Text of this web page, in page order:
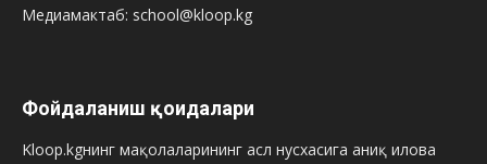
Медиамактаб: school@kloop.kg
Фойдаланиш қоидалари
Kloop.kgнинг мақолаларининг асл нусхасига аниқ илова